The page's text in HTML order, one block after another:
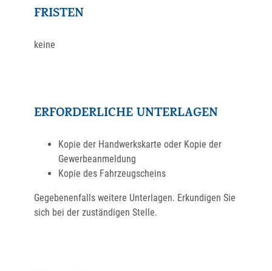
FRISTEN
keine
ERFORDERLICHE UNTERLAGEN
Kopie der Handwerkskarte oder Kopie der
Gewerbeanmeldung
Kopie des Fahrzeugscheins
Gegebenenfalls weitere Unterlagen. Erkundigen Sie
sich bei der zuständigen Stelle.